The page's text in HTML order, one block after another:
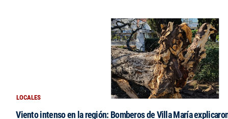
LOCALES
Viento intenso en la región: Bomberos de Villa María